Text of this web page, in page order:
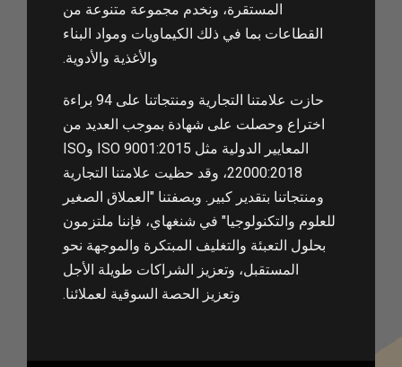
المستقرة، ونخدم مجموعة متنوعة من
القطاعات بما في ذلك الكيماويات ومواد البناء
والأغذية والأدوية.
حازت علامتنا التجارية ومنتجاتنا على 94 براءة
اختراع وحصلت على شهادة بموجب العديد من
المعايير الدولية مثل ISO 9001:2015 وISO
22000:2018، وقد حظيت علامتنا التجارية
ومنتجاتنا بتقدير كبير. وبصفتنا "العملاق الصغير
للعلوم والتكنولوجيا" في شنغهاي، فإننا ملتزمون
بحلول التعبئة والتغليف المبتكرة والموجهة نحو
المستقبل، وتعزيز الشراكات طويلة الأجل
وتعزيز الحصة السوقية لعملائنا.